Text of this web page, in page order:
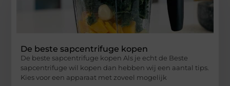
De beste sapcentrifuge kopen
De beste sapcentrifuge kopen Als je echt de Beste
sapcentrifuge wil kopen dan hebben wij een aantal tips.
Kies voor een apparaat met zoveel mogelijk